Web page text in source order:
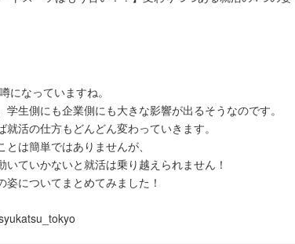
になっていますね。
生側にも企業側にも大きな影響が出るそうなのです。
活の仕方もどんどん変わっていきます。
は簡単ではありませんが、
ていかないと就活は乗り越えられません！
についてまとめてみました！